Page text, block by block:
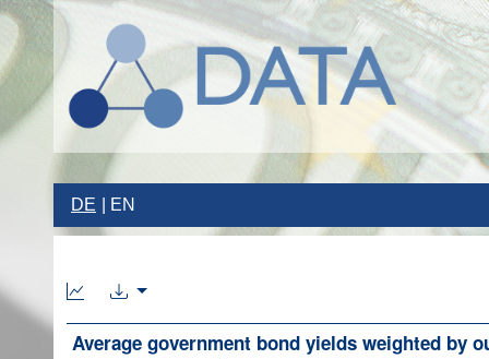
DE EN
Average government bond yields weighted by